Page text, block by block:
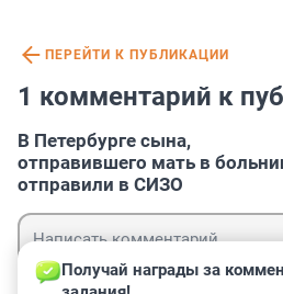
ПЕРЕЙТИ К ПУБЛИКАЦИИ
1 комментарий к
В Петербурге сына,
отправившего мать в
отправили в СИЗО
Получай награды за